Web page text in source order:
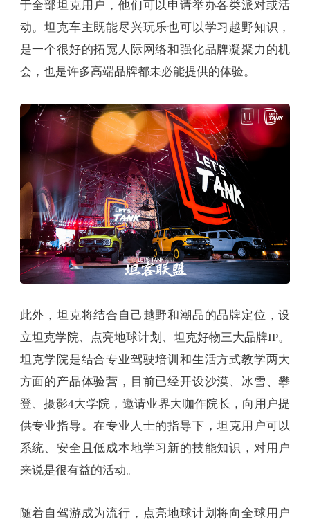
于全部坦克用户，他们可以申请举办各类派对或活
动。坦克车主既能尽兴玩乐也可以学习越野知识，
是一个很好的拓宽人际网络和强化品牌凝聚力的机
会，也是许多高端品牌都未必能提供的体验。
此外，坦克将结合自己越野和潮品的品牌定位，设
立坦克学院、点亮地球计划、坦克好物三大品牌IP。
坦克学院是结合专业驾驶培训和生活方式教学两大
方面的产品体验营，目前已经开设沙漠、冰雪、攀
登、摄影4大学院，邀请业界大咖作院长，向用户提
供专业指导。在专业人士的指导下，坦克用户可以
系统、安全且低成本地学习新的技能知识，对用户
来说是很有益的活动。
随着自驾游成为流行，点亮地球计划将向全球用户